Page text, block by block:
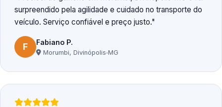
surpreendido pela agilidade e cuidado no transporte do
veículo. Serviço confiável e preço justo.
F Fabiano P.
Morumbi, Divinópolis‑MG